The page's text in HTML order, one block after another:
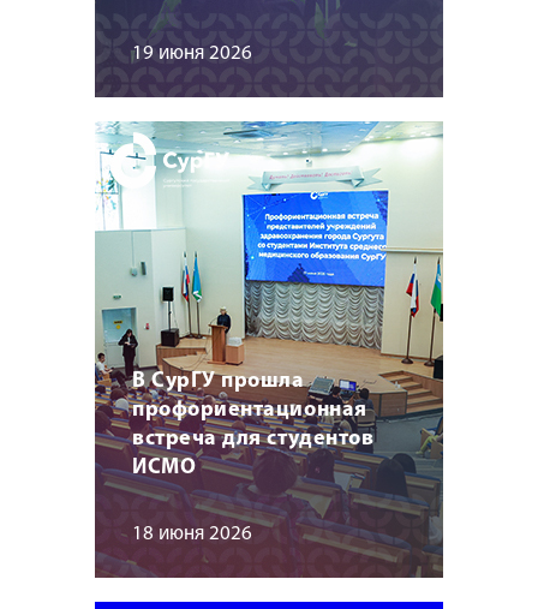
19 июня 2026
В СурГУ прошла
профориентационная
встреча для студентов
ИСМО
18 июня 2026